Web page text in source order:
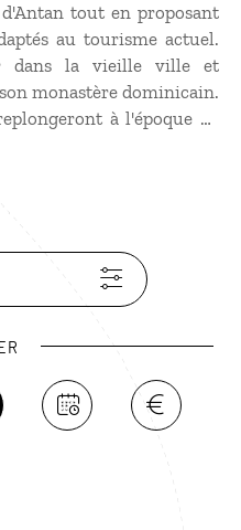
tout en proposant
au tourisme actuel.
dans la vieille ville et
monastère dominicain.
à l'époque de
Grad. Ce fut aussi le